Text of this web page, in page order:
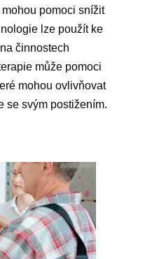
pomoci snížit
lze použít ke
činnostech
může pomoci
mohou ovlivňovat
se svým postižením.